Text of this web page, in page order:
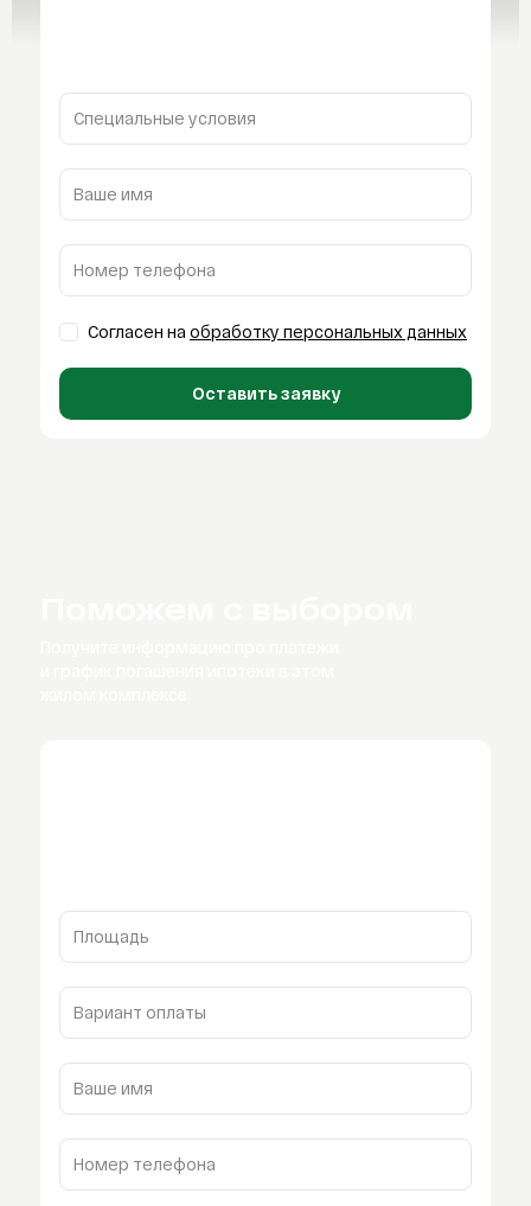
Специальные условия
Ваше имя
Номер телефона
Согласен на обработку персональных данных
Оставить заявку
Площадь
Вариант оплаты
Ваше имя
Номер телефона